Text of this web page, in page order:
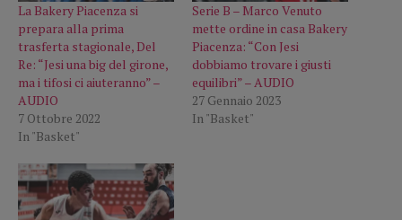
La Bakery Piacenza si
prepara alla prima
trasferta stagionale, Del
Re: “Jesi una big del girone,
ma i tifosi ci aiuteranno” –
AUDIO
7 Ottobre 2022
In "Basket"
Serie B – Marco Venuto
mette ordine in casa Bakery
Piacenza: “Con Jesi
dobbiamo trovare i giusti
equilibri” – AUDIO
27 Gennaio 2023
In "Basket"